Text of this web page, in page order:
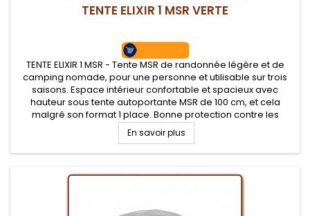
TENTE ELIXIR 1 MSR VERTE
TENTE ELIXIR 1 MSR - Tente MSR de randonnée légère et de
camping nomade, pour une personne et utilisable sur trois
saisons. Espace intérieur confortable et spacieux avec
hauteur sous tente autoportante MSR de 100 cm, et cela
malgré son format 1 place. Bonne protection contre les
intempéries. Tapis de sol fourni.
En savoir plus